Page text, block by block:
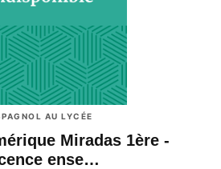
AU LYCÉE
Miradas 1ère -
ense…